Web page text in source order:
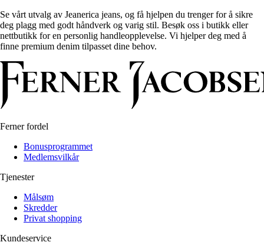
Se vårt utvalg av Jeanerica jeans, og få hjelpen du trenger for å sikre
deg plagg med godt håndverk og varig stil. Besøk oss i butikk eller
nettbutikk for en personlig handleopplevelse. Vi hjelper deg med å
finne premium denim tilpasset dine behov.
Ferner fordel
Bonusprogrammet
Medlemsvilkår
Tjenester
Målsøm
Skredder
Privat shopping
Kundeservice